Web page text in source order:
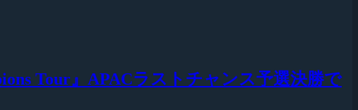
Tour』APACラストチャンス予選決勝で